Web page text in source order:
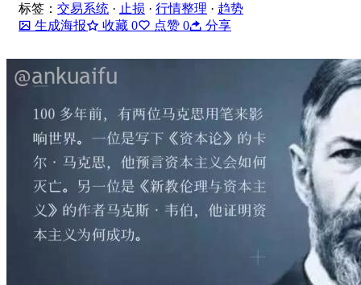
标签： 交易系统 · 止损 · 行情整理 · 趋势
生成海报
收藏 0 点赞 0 分享